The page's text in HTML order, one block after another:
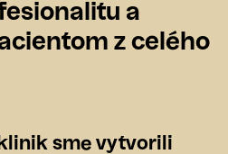
a
z celého
sme vytvorili